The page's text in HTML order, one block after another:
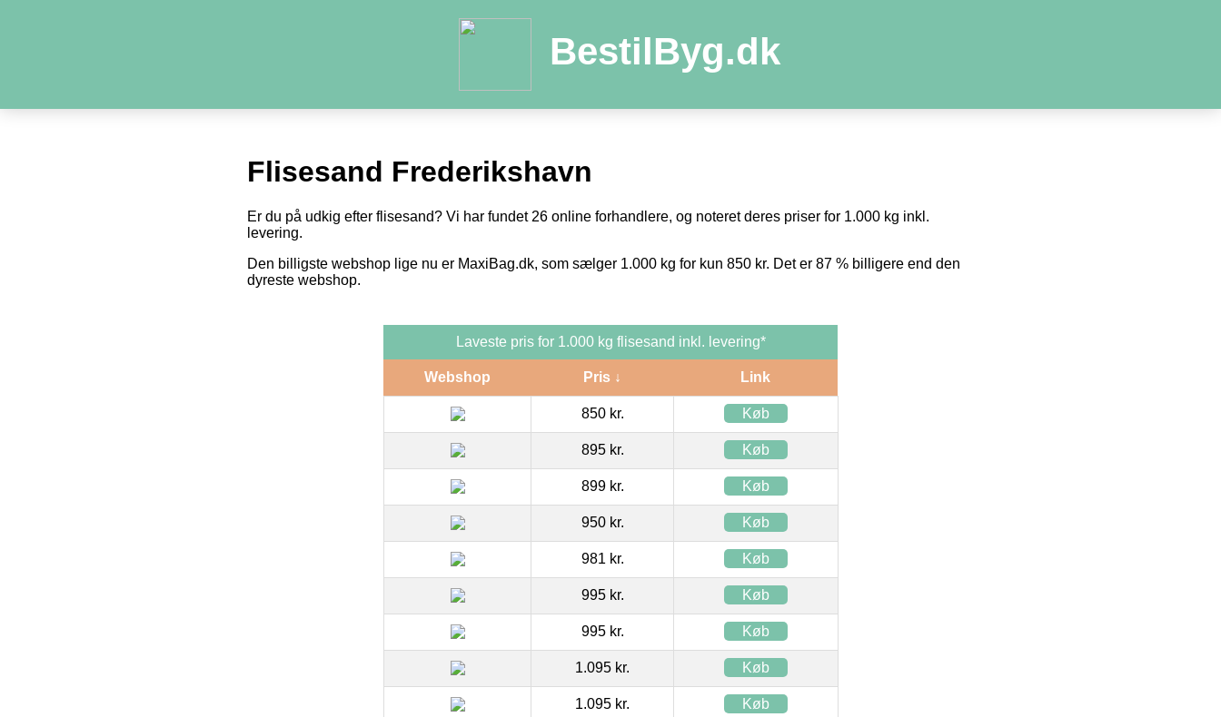
BestilByg.dk
Flisesand Frederikshavn
Er du på udkig efter flisesand? Vi har fundet 26 online forhandlere, og noteret deres priser for 1.000 kg inkl.
levering.
Den billigste webshop lige nu er MaxiBag.dk, som sælger 1.000 kg for kun 850 kr. Det er 87 % billigere end den
dyreste webshop.
Laveste pris for 1.000 kg flisesand inkl. levering*
Webshop Pris ↓ Link
850 kr. Køb
895 kr. Køb
899 kr. Køb
950 kr. Køb
981 kr. Køb
995 kr. Køb
995 kr. Køb
1.095 kr. Køb
1.095 kr. Køb